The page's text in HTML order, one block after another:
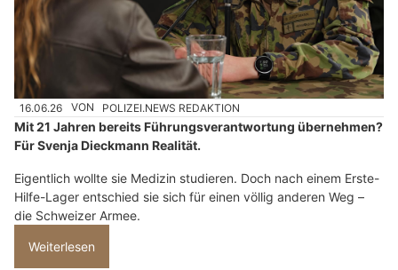
16.06.26 VON POLIZEI.NEWS REDAKTION
Mit 21 Jahren bereits Führungsverantwortung übernehmen?
Für Svenja Dieckmann Realität.
Eigentlich wollte sie Medizin studieren. Doch nach einem Erste-
Hilfe-Lager entschied sie sich für einen völlig anderen Weg –
die Schweizer Armee.
Weiterlesen